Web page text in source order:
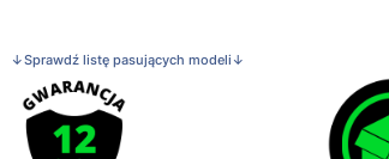
↓Sprawdź listę pasujących modeli↓